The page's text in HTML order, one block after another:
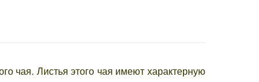
чая. Листья этого чая имеют характерную